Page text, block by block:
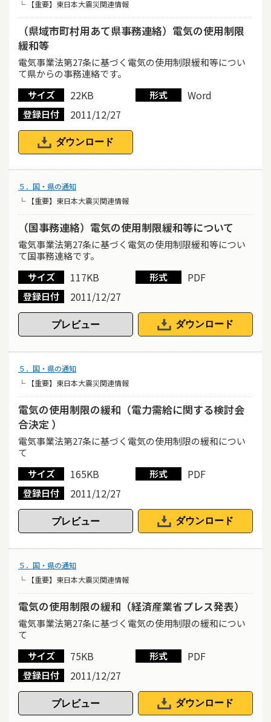
└ 【重要】東日本大震災関連情報
（県域市町村用あて県事務連絡）電気の使用制限
緩和等
電気事業法第27条に基づく電気の使用制限緩和等につい
て県からの事務連絡です。
サイズ
22KB 形式 Word
登録日付 2011/12/27
ダウンロード
５．国・県の通知
└ 【重要】東日本大震災関連情報
（国事務連絡）電気の使用制限緩和等について
電気事業法第27条に基づく電気の使用制限緩和等につい
て国事務連絡です。
サイズ
117KB 形式 PDF
登録日付 2011/12/27
ダウンロード
５．国・県の通知
└ 【重要】東日本大震災関連情報
電気の使用制限の緩和（電力需給に関する検討会
合決定 ）
電気事業法第27条に基づく電気の使用制限の緩和につい
て
サイズ
165KB 形式 PDF
登録日付 2011/12/27
ダウンロード
５．国・県の通知
└ 【重要】東日本大震災関連情報
電気の使用制限の緩和（経済産業省プレス発表）
電気事業法第27条に基づく電気の使用制限の緩和につい
て
サイズ
75KB 形式 PDF
登録日付 2011/12/27
ダウンロード